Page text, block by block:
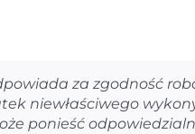
za zgodność
niewłaściwego
ponieść